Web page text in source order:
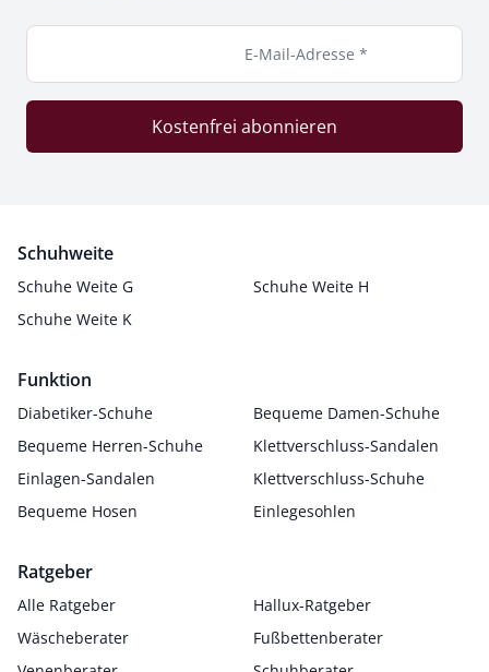
E-Mail-Adresse *
Kostenfrei abonnieren
Schuhweite
Schuhe Weite G
Schuhe Weite H
Schuhe Weite K
Funktion
Diabetiker-Schuhe
Bequeme Damen-Schuhe
Bequeme Herren-Schuhe
Klettverschluss-Sandalen
Einlagen-Sandalen
Klettverschluss-Schuhe
Bequeme Hosen
Einlegesohlen
Ratgeber
Alle Ratgeber
Hallux-Ratgeber
Wäscheberater
Fußbettenberater